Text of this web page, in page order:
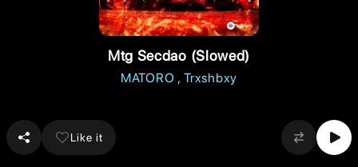
Mtg Secdao (Slowed)
MATORO Trxshbxy
Like it